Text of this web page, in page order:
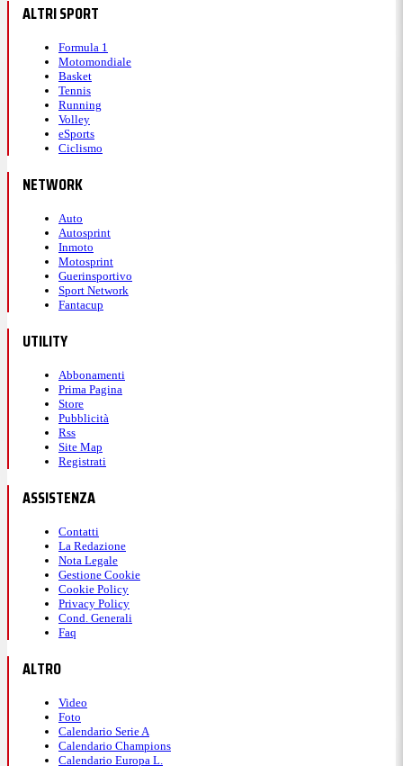
ALTRI SPORT
Formula 1
Motomondiale
Basket
Tennis
Running
Volley
eSports
Ciclismo
NETWORK
Auto
Autosprint
Inmoto
Motosprint
Guerinsportivo
Sport Network
Fantacup
UTILITY
Abbonamenti
Prima Pagina
Store
Pubblicità
Rss
Site Map
Registrati
ASSISTENZA
Contatti
La Redazione
Nota Legale
Gestione Cookie
Cookie Policy
Privacy Policy
Cond. Generali
Faq
ALTRO
Video
Foto
Calendario Serie A
Calendario Champions
Calendario Europa L.